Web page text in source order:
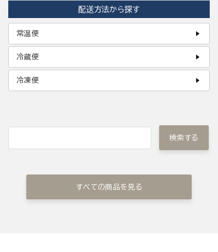
配送方法から探す
常温便
冷蔵便
冷凍便
検索する
すべての商品を見る